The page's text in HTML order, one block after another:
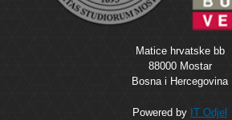
Matice hrvatske bb
88000 Mostar
Bosna i Hercegovina
Powered by IT Odjel